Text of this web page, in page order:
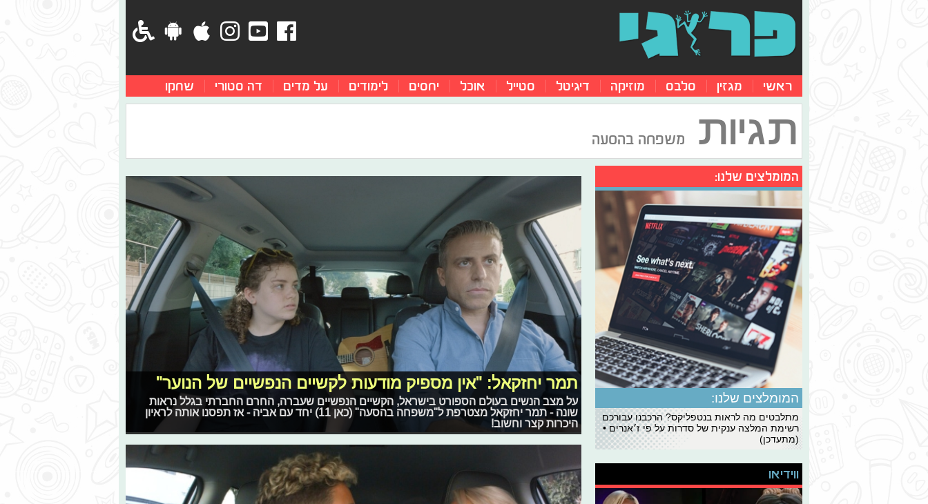
ראשי מגזין סלבס מוזיקה דיגיטל סטייל אוכל יחסים לימודים על מדים דה סטורי שחקו
תגיות משפחה בהסעה
תמר יחזקאל: "אין מספיק מודעות לקשיים הנפשיים של הנוער"
על מצב הנשים בעולם הספורט בישראל, הקשיים הנפשיים שעברה, החרם החברתי בגלל נראות
שונה - תמר יחזקאל מצטרפת ל"משפחה בהסעה" (כאן 11) יחד עם אביה - אז תפסנו אותה לראיון
היכרות קצר וחשוב!
המומלצים שלנו:
המומלצים שלנו:
מתלבטים מה לראות בנטפליקס? הרכבנו עבורכם
רשימת המלצה ענקית של סדרות על פי ז׳אנרים •
(מתעדכן)
ווידיאו